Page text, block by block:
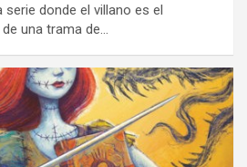
donde el villano es el
una trama de…